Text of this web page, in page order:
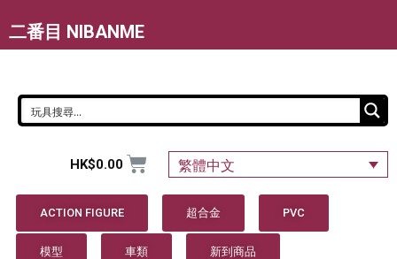
二番目 NIBANME
HK$0.00 繁體中文
ACTION FIGURE 超合金 PVC
模型 車類 新到商品